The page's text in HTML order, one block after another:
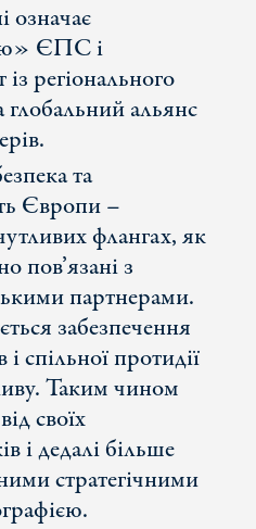
означає
ЄПС і
регіонального
глобальний альянс
та
Європи –
флангах, як
пов’язані з
партнерами.
забезпечення
спільної протидії
Таким чином
своїх
і дедалі більше
стратегічними